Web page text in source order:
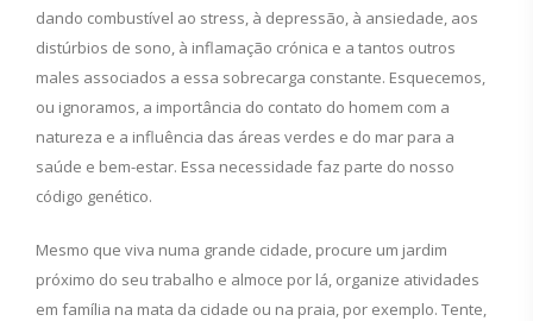
dando combustível ao stress, à depressão, à ansiedade, aos
distúrbios de sono, à inflamação crónica e a tantos outros
males associados a essa sobrecarga constante. Esquecemos,
ou ignoramos, a importância do contato do homem com a
natureza e a influência das áreas verdes e do mar para a
saúde e bem-estar. Essa necessidade faz parte do nosso
código genético.
Mesmo que viva numa grande cidade, procure um jardim
próximo do seu trabalho e almoce por lá, organize atividades
em família na mata da cidade ou na praia, por exemplo. Tente,